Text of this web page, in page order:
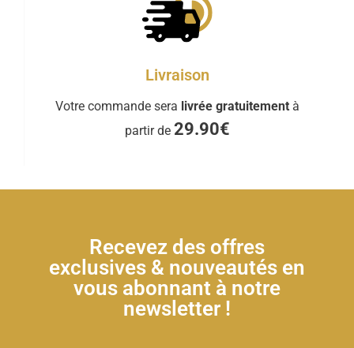
Livraison
Votre commande sera livrée gratuitement à
partir de 29.90€
Recevez des offres
exclusives & nouveautés en
vous abonnant à notre
newsletter !